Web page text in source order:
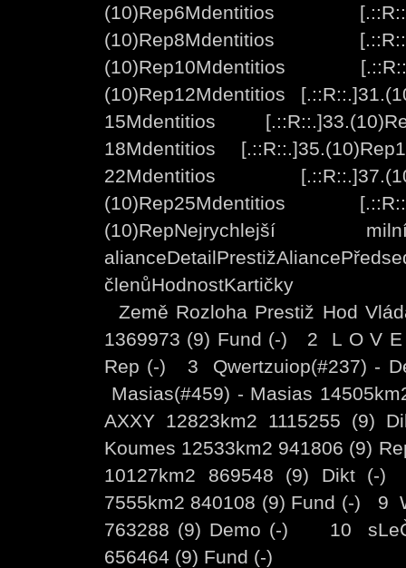
(10)Rep6Mdentitios
(10)Rep8Mdentitios
(10)Rep10Mdentitios
(10)Rep12Mdentitios
15Mdentitios
18Mdentitios
22Mdentitios
(10)Rep25Mdentitios
členůHodnostKartičky
Země Rozloha Prestiž Hod
1369973 (9) Fund (-) 2 L O V E
Rep (-) 3 Qwertzuiop(#237) -
Masias(#459) - Masias
AXXY 12823km2 1115255
Koumes 12533km2 941806 (9)
10127km2 869548 (9) Dikt
7555km2 840108 (9) Fund (-) 9
763288 (9) Demo (-) 10
656464 (9) Fund (-)